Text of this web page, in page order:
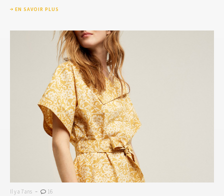
EN SAVOIR PLUS
Il y a 7 ans - 16